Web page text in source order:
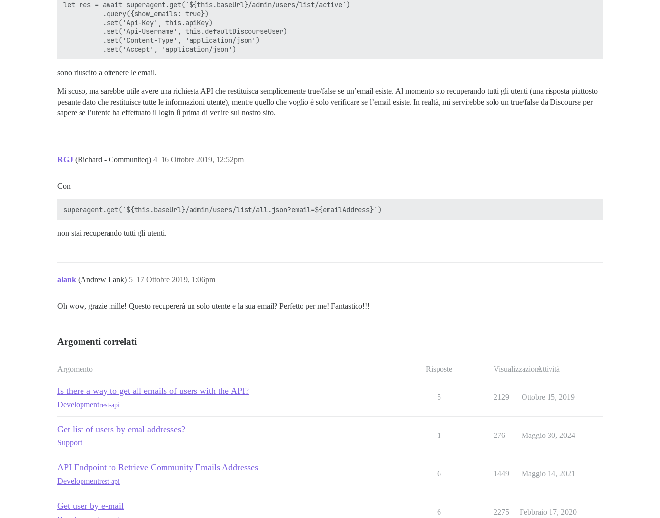
let res = await superagent.get(`${this.baseUrl}/admin/users/list/active`)
          .query({show_emails: true})
          .set('Api-Key', this.apiKey)
          .set('Api-Username', this.defaultDiscourseUser)
          .set('Content-Type', 'application/json')
sono riuscito a ottenere le email.
Mi scuso, ma sarebbe utile avere una richiesta API che restituisca semplicemente true/false se un’email esiste. Al momento sto recuperando tutti gli utenti (una risposta piuttosto
pesante dato che restituisce tutte le informazioni utente), mentre quello che voglio è solo verificare se l’email esiste. In realtà, mi servirebbe solo un true/false da Discourse per
sapere se l’utente ha effettuato il login lì prima di venire sul nostro sito.
RGJ (Richard - Communiteq) 16 Ottobre 2019, 12:52pm
4
Con
non stai recuperando tutti gli utenti.
alank (Andrew Lank) 17 Ottobre 2019, 1:06pm
5
Oh wow, grazie mille! Questo recupererà un solo utente e la sua email? Perfetto per me! Fantastico!!!
Argomenti correlati
Argomento Risposte VisualizzazioniAttività
Is there a way to get all emails of users with the API?
Developmentrest-api
5 2129 Ottobre 15, 2019
Get list of users by emal addresses?
Support
1 276 Maggio 30, 2024
API Endpoint to Retrieve Community Emails Addresses
Developmentrest-api
6 1449 Maggio 14, 2021
Get user by e-mail
6 2275 Febbraio 17, 2020